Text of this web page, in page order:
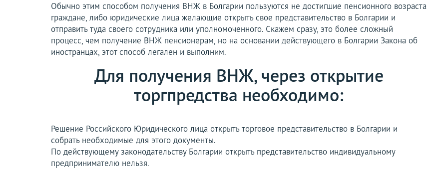
Обычно этим способом получения ВНЖ в Болгарии пользуются не достигшие пенсионного возраста
граждане, либо юридические лица желающие открыть свое представительство в Болгарии и
отправить туда своего сотрудника или уполномоченного. Скажем сразу, это более сложный
процесс, чем получение ВНЖ пенсионерам, но на основании действующего в Болгарии Закона об
иностранцах, этот способ легален и выполним.
Для получения ВНЖ, через открытие
торгпредства необходимо:
Решение Российского Юридического лица открыть торговое представительство в Болгарии и
собрать необходимые для этого документы.
По действующему законодательству Болгарии открыть представительство индивидуальному
предпринимателю нельзя.